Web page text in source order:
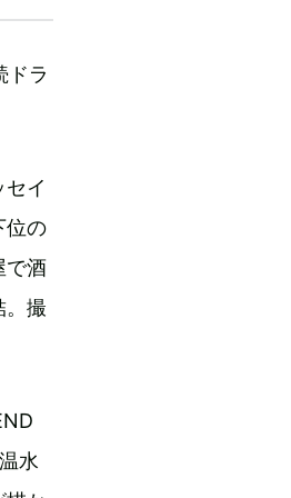
ドラ
イ
位の
で酒
。撮
水